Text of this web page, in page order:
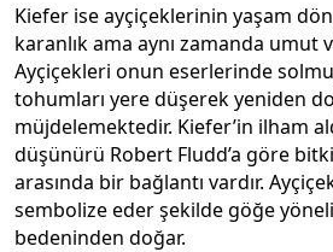
Kiefer ise ayçiçeklerinin yaşam
karanlık ama aynı zamanda umut
Ayçiçekleri onun eserlerinde
tohumları yere düşerek yeniden
müjdelemektedir. Kiefer’in ilham
düşünürü Robert Fludd’a göre
arasında bir bağlantı vardır.
sembolize eder şekilde göğe
bedeninden doğar.